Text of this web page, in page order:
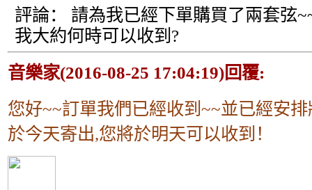
評論：
請為我已經下單購買了兩套弦
我大約何時可以收到?
音樂家(2016-08-25 17:04:19)回覆:
您好~~訂單我們已經收到~~並已經安排
於今天寄出,您將於明天可以收到！